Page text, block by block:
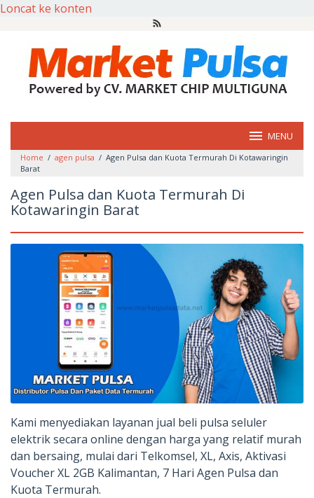
Loncat ke konten
MENU
Home / agen pulsa / Agen Pulsa dan Kuota Termurah Di Kotawaringin
Barat
Agen Pulsa dan Kuota Termurah Di
Kotawaringin Barat
Kami menyediakan layanan jual beli pulsa seluler
elektrik secara online dengan harga yang relatif murah
dan bersaing, mulai dari Telkomsel, XL, Axis, Aktivasi
Voucher XL 2GB Kalimantan, 7 Hari Agen Pulsa dan
Kuota Termurah.